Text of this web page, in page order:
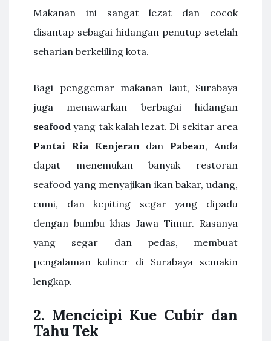
Makanan ini sangat lezat dan cocok
disantap sebagai hidangan penutup setelah
seharian berkeliling kota.
Bagi penggemar makanan laut, Surabaya
juga menawarkan berbagai hidangan
seafood yang tak kalah lezat. Di sekitar area
Pantai Ria Kenjeran dan Pabean, Anda
dapat menemukan banyak restoran
seafood yang menyajikan ikan bakar, udang,
cumi, dan kepiting segar yang dipadu
dengan bumbu khas Jawa Timur. Rasanya
yang segar dan pedas, membuat
pengalaman kuliner di Surabaya semakin
lengkap.
2. Mencicipi Kue Cubir dan
Tahu Tek